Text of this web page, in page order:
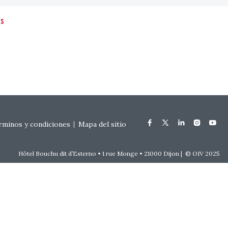
y condiciones Mapa del sitio
Hôtel Bouchu dit d’Esterno • 1 rue Monge • 21000 Dijon | © OIV 2025